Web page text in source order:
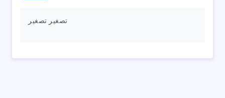
تصغير تصغير